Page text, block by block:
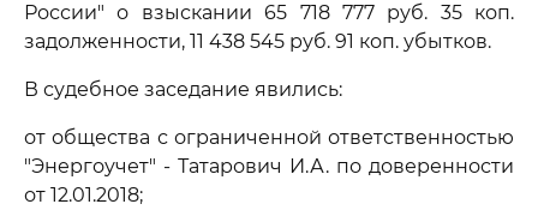
России" о взыскании 65 718 777 руб. 35 коп.
задолженности, 11 438 545 руб. 91 коп. убытков.
В судебное заседание явились:
от общества с ограниченной ответственностью
"Энергоучет" - Татарович И.А. по доверенности
от 12.01.2018;